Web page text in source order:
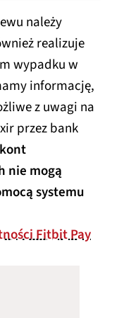
należy
realizuje
wypadku w
informację,
z uwagi na
przez bank
nie mogą
systemu
Fitbit Pay